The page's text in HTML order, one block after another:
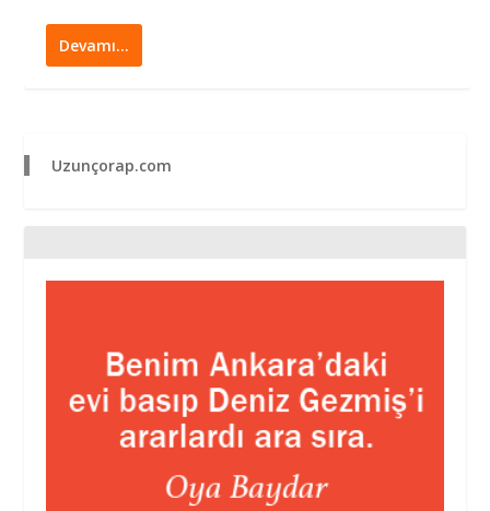
Devamı…
Uzunçorap.com